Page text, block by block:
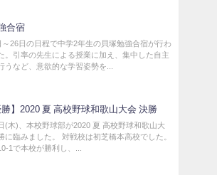
合宿
～26日の日程で中学2年生の貝塚勉強合宿が行わ
。引率の先生による授業に加え、集中した自主
うなど、意欲的な学習姿勢を...
勝】2020 夏 高校野球和歌山大会 決勝
(木)、本校野球部が2020 夏 高校野球和歌山大
に臨みました。 対戦校は初芝橋本高校でした。
1で本校が勝利し、...